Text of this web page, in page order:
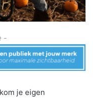
-
je eigen